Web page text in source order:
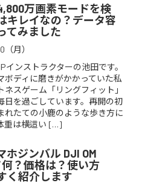
万画素モードを検
キレイなの？データ容
てみました
月）
インストラクターの池田です。
ボディに磨きがかかっていた私
スゲーム「リングフィット」
日を過ごしています。再開の初
れたての小鹿のような歩き方に
重は横這い […]
ホジンバル DJI OM
？価格は？使い方
く紹介します